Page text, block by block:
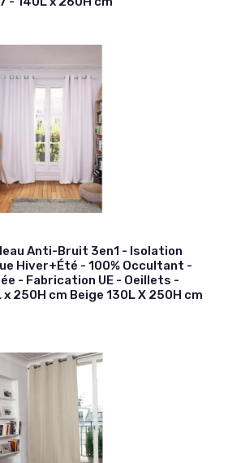
Anti-Bruit 3en1 - Isolation
Hiver+Été - 100% Occultant -
- Fabrication UE - Oeillets -
x 250H cm Beige 130L X 250H cm